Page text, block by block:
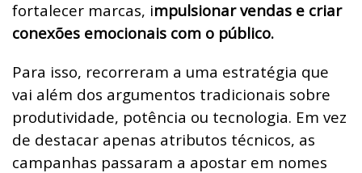
fortalecer marcas, impulsionar vendas e criar
conexões emocionais com o público.
Para isso, recorreram a uma estratégia que
vai além dos argumentos tradicionais sobre
produtividade, potência ou tecnologia. Em vez
de destacar apenas atributos técnicos, as
campanhas passaram a apostar em nomes